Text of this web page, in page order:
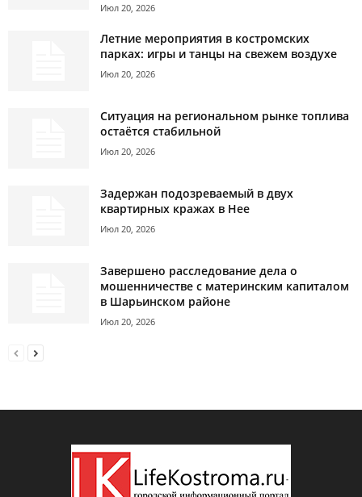
Июл 20, 2026
Летние мероприятия в костромских
парках: игры и танцы на свежем воздухе
Июл 20, 2026
Ситуация на региональном рынке топлива
остаётся стабильной
Июл 20, 2026
Задержан подозреваемый в двух
квартирных кражах в Нее
Июл 20, 2026
Завершено расследование дела о
мошенничестве с материнским капиталом
в Шарьинском районе
Июл 20, 2026